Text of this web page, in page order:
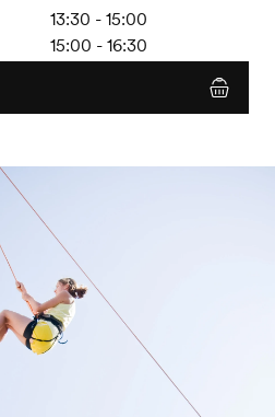
13:30 - 15:00
15:00 - 16:30